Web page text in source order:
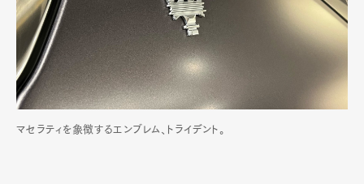
マセラティを象徴するエンブレム、トライデント。